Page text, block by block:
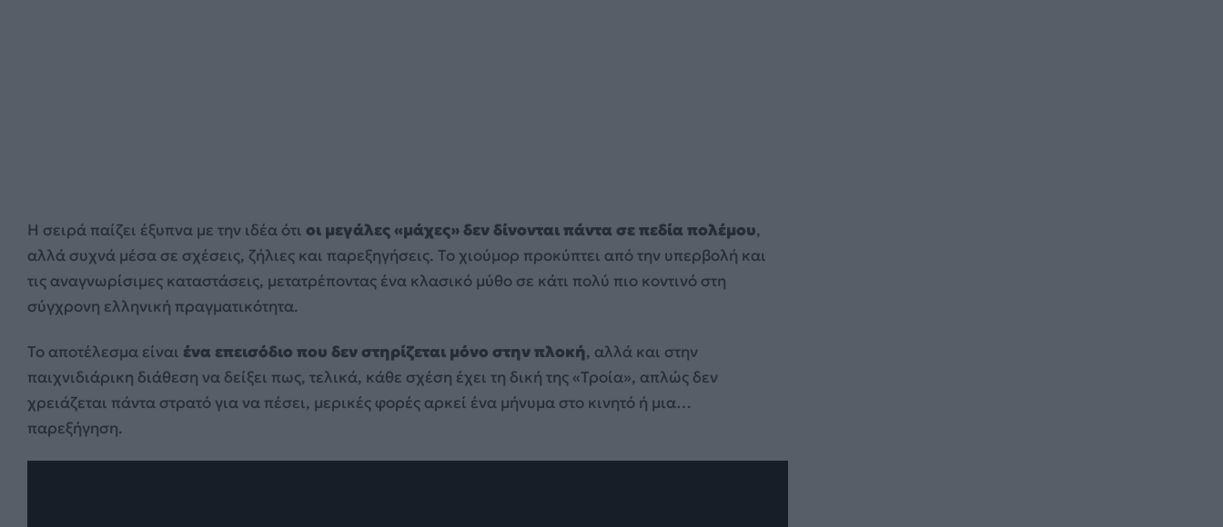
Η σειρά παίζει έξυπνα με την ιδέα ότι οι μεγάλες «μάχες» δεν δίνονται πάντα σε πεδία πολέμου,
αλλά συχνά μέσα σε σχέσεις, ζήλιες και παρεξηγήσεις. Το χιούμορ προκύπτει από την υπερβολή και
τις αναγνωρίσιμες καταστάσεις, μετατρέποντας ένα κλασικό μύθο σε κάτι πολύ πιο κοντινό στη
σύγχρονη ελληνική πραγματικότητα.
Το αποτέλεσμα είναι ένα επεισόδιο που δεν στηρίζεται μόνο στην πλοκή, αλλά και στην
παιχνιδιάρικη διάθεση να δείξει πως, τελικά, κάθε σχέση έχει τη δική της «Τροία», απλώς δεν
χρειάζεται πάντα στρατό για να πέσει, μερικές φορές αρκεί ένα μήνυμα στο κινητό ή μια…
παρεξήγηση.